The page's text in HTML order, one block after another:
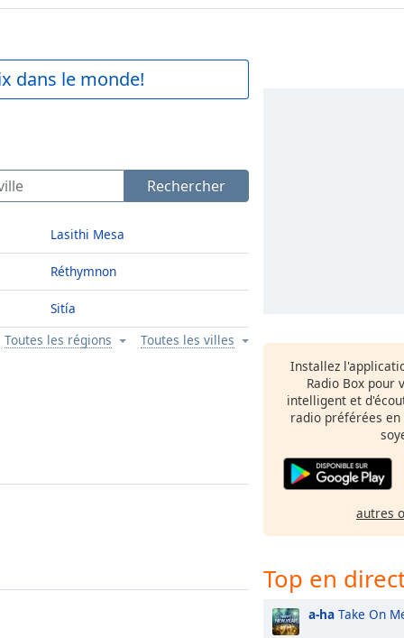
dans le monde!
Rechercher
Lasithi Mesa
Réthymnon
Sitía
Toutes les villes
Toutes les régions
Installez
Radio Box pour
intelligent et
radio préférées
autres
Top en
a-ha Take On